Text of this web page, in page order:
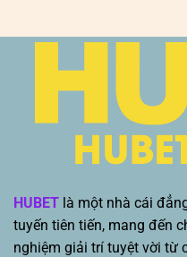
HUBET là một nhà cái
tuyến tiên tiến, mang đến
nghiệm giải trí tuyệt vời từ